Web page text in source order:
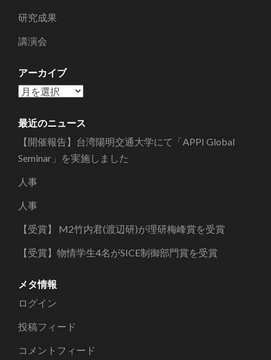
研究成果
講演会
アーカイブ
ア
カ
イ
ブ
最近のニュース
【開催報告】台湾陽明交通大学にて「APPI Global
Seminar」を実施しました
人事
人事
【受賞】 M2竹内君(渡辺研)が理研梅峰賞を受賞
【受賞】物情学生4名がSICE制御部門賞を受賞
メタ情報
ログイン
投稿フィード
コメントフィード